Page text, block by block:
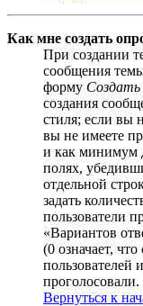
Как мне создать
При создании
сообщения
форму Создать
создания
стиля; если вы
вы не имеете
и как минимум
полях,
отдельной
задать
пользователи
«Вариантов
(0 означает,
пользователей
проголосовали.
Вернуться к